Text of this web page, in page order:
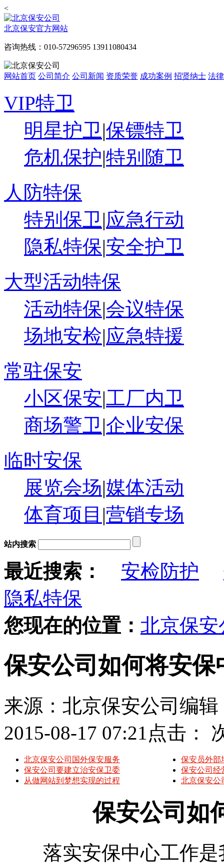
<
北京保安官方网站
咨询热线：010-57296595 13911080434
网站首页 公司简介 公司新闻 资质荣誉 成功案例 招贤纳士 法
VIP特卫
明星护卫 |保镖特卫
危机保护|特别随卫
人防特保
特别保卫 |应急行动
隐私特保|安全护卫
大型活动特保
活动特保|会议特保
场地安检|应急特援
常驻保安
小区保安|工厂内卫
商场警卫 |企业安保
临时安保
展览会场|媒体活动
体育项目 |营销专场
站内搜索
最近搜索： 安检防护
隐私特保
您现在的位置： 北京保安
保安公司如何将安保
来源：北京保安公司 编辑
2015-08-17 07:21 点击：
北京保安公司国外保安服务
保安员外部
保安公司要建立治安保卫委
保安公司经
从做网站到梦想实现的过程
北京保安公
保安公司如何
落实安保中心工作是